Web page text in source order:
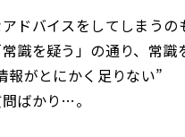
ドバイスをしてしまうの
識を疑う」の通り、常識
報がとにかく足りない”
ばかり…。